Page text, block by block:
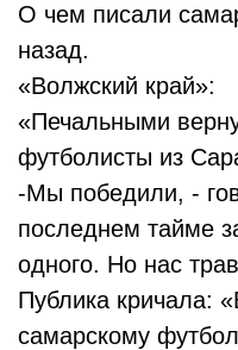
О чем писали
назад.
«Волжский край»:
«Печальными
футболисты из
-Мы победили, -
последнем тайме
одного. Но нас
Публика кричала:
самарскому